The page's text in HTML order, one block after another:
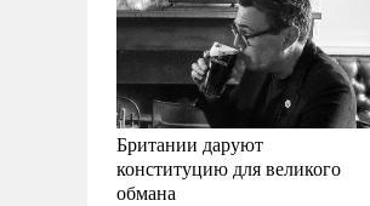
Британии даруют
конституцию для великого
обмана